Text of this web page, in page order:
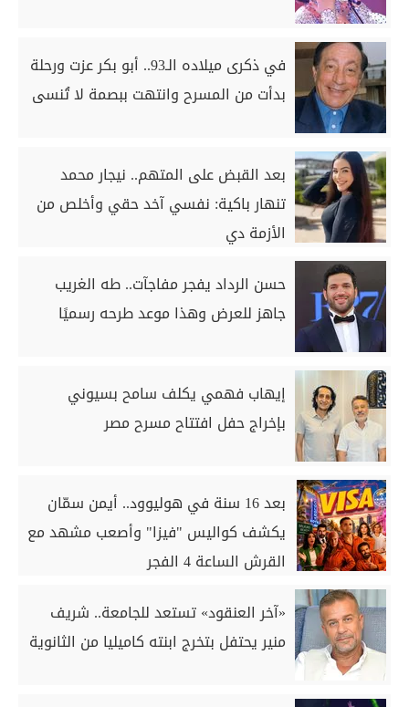
في ذكرى ميلاده الـ93.. أبو بكر عزت ورحلة
بدأت من المسرح وانتهت ببصمة لا تُنسى
بعد القبض على المتهم.. نيجار محمد
تنهار باكية: نفسي آخد حقي وأخلص من
الأزمة دي
حسن الرداد يفجر مفاجآت.. طه الغريب
جاهز للعرض وهذا موعد طرحه رسميًا
إيهاب فهمي يكلف سامح بسيوني
بإخراج حفل افتتاح مسرح مصر
بعد 16 سنة في هوليوود.. أيمن سمّان
يكشف كواليس "فيزا" وأصعب مشهد مع
القرش الساعة 4 الفجر
«آخر العنقود» تستعد للجامعة.. شريف
منير يحتفل بتخرج ابنته كاميليا من الثانوية